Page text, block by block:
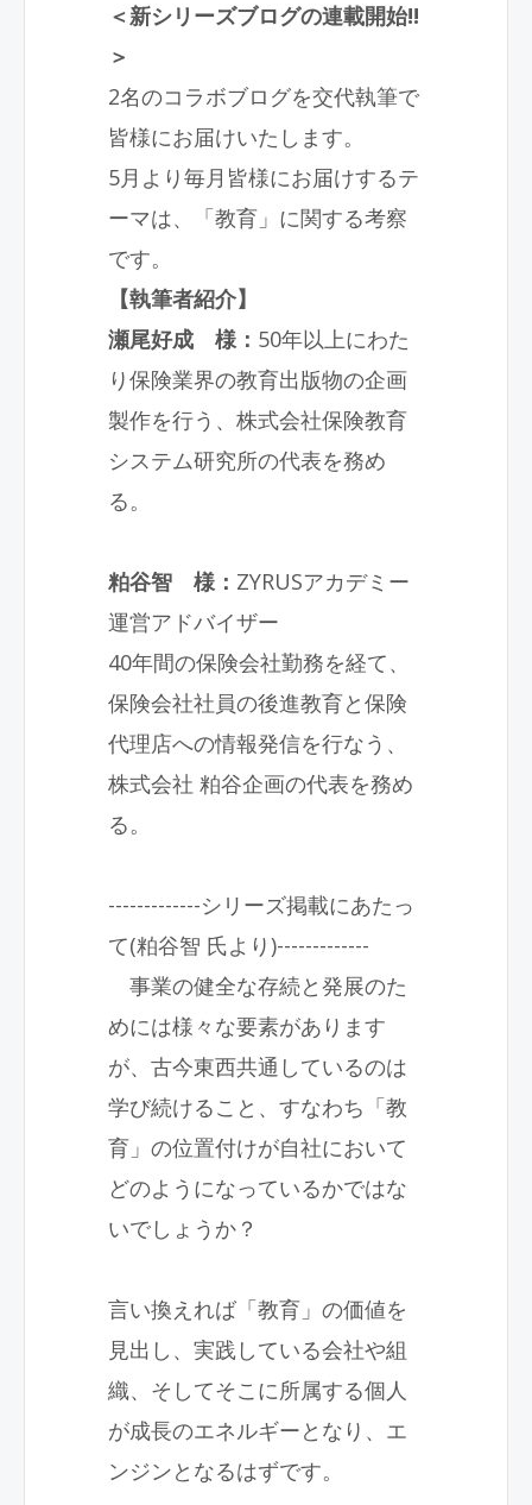
＜新シリーズブログの連載開始!!
＞
2名のコラボブログを交代執筆で
皆様にお届けいたします。
5月より毎月皆様にお届けするテ
ーマは、「教育」に関する考察
です。
【執筆者紹介】
瀬尾好成 様： 50年以上にわた
り保険業界の教育出版物の企画
製作を行う、株式会社保険教育
システム研究所の代表を務め
る。
粕谷智 様： ZYRUSアカデミー
運営アドバイザー
40年間の保険会社勤務を経て、
保険会社社員の後進教育と保険
代理店への情報発信を行なう、
株式会社 粕谷企画の代表を務め
る。
-------------シリーズ掲載にあたっ
て(粕谷智 氏より)-------------
事業の健全な存続と発展のた
めには様々な要素があります
が、古今東西共通しているのは
学び続けること、すなわち「教
育」の位置付けが自社において
どのようになっているかではな
いでしょうか？
言い換えれば「教育」の価値を
見出し、実践している会社や組
織、そしてそこに所属する個人
が成長のエネルギーとなり、エ
ンジンとなるはずです。